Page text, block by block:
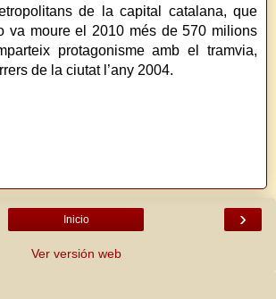
de la capital catalana, que
va moure el 2010 més de 570 milions
protagonisme amb el tramvia,
de la ciutat l’any 2004.
›
Inicio
Ver versión web